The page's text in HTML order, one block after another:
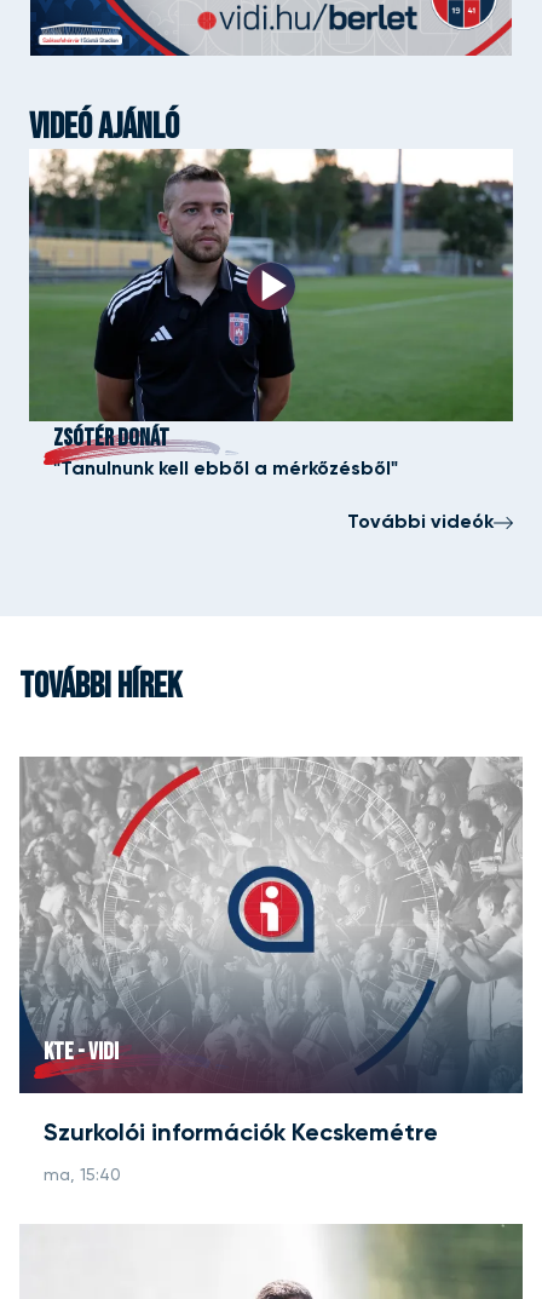
VIDEÓ AJÁNLÓ
ZSÓTÉR DONÁT
"Tanulnunk kell ebből a mérkőzésből"
További videók
TOVÁBBI HÍREK
KTE - VIDI
Szurkolói információk Kecskemétre
ma, 15:40